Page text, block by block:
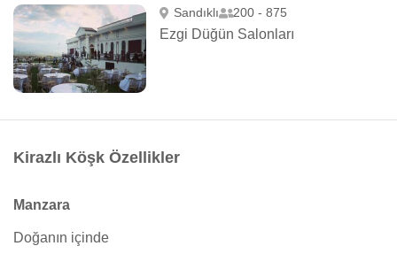
Sandıklı 200 - 875
Ezgi Düğün Salonları
Kirazlı Köşk Özellikler
Manzara
Doğanın içinde